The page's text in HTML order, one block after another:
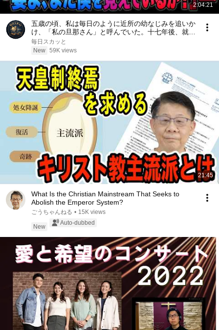
2:04:21
五歳の頃、私は毎日のように近所の幼なじみを追いか
け、「私の旦那さん」と呼んでいた。十七年後、就職
面接で社長室へ入ると、彼は私を見て微笑んだ。「妻
よ、まだ僕を覚えているか？」――
毎日スカッと
New 59K views
21:45
What Is the Christian Mainstream That Seeks to
Abolish the Emperor System?
ごうちゃんねる • 15K views
New
Auto-dubbed